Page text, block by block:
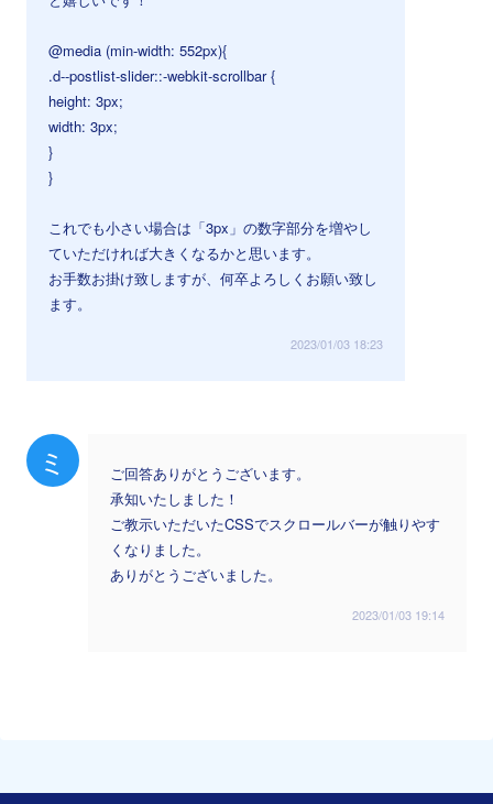
@media (min-width: 552px){
.d--postlist-slider::-webkit-scrollbar {
height: 3px;
width: 3px;
}
}
これでも小さい場合は「3px」の数字部分を増やし
ていただければ大きくなるかと思います。
お手数お掛け致しますが、何卒よろしくお願い致し
ます。
2023/01/03 18:23
ミ
ご回答ありがとうございます。
承知いたしました！
ご教示いただいたCSSでスクロールバーが触りやす
くなりました。
ありがとうございました。
2023/01/03 19:14